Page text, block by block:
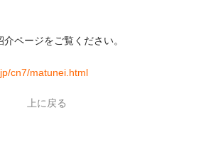
ページをご覧ください。
cn7/matunei.html
上に戻る